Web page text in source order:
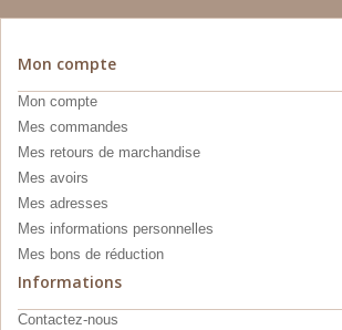
Mon compte
Mon compte
Mes commandes
Mes retours de marchandise
Mes avoirs
Mes adresses
Mes informations personnelles
Mes bons de réduction
Informations
Contactez-nous